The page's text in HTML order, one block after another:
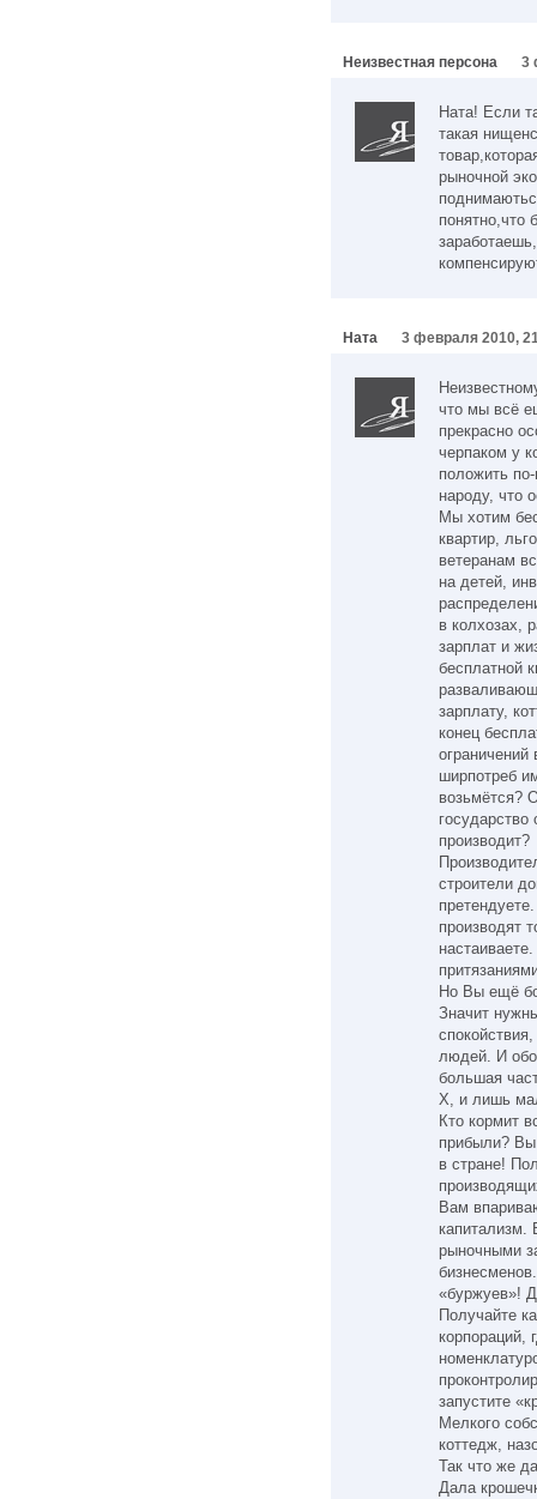
Неизвестная персона 3
Ната! Если
такая
рыночной
понятно,что
Ната 3 февраля 2010,
что мы всё
прекрасно
черпаком у
положить
народу, что
Мы хотим
квартир,
ветеранам
на детей,
в колхозах,
зарплат и
бесплатной
зарплату,
конец
ширпотреб
возьмётся?
государство
производит?
строители
производят
Но Вы ещё
Значит
людей. И
большая
Х, и лишь
Кто кормит
прибыли? Вы
в стране!
Вам
капитализм.
рыночными
«буржуев»!
Получайте
корпораций,
запустите
Мелкого
коттедж,
Так что же
Дала